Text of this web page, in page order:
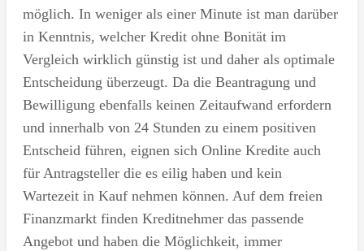
möglich. In weniger als einer Minute ist man darüber
in Kenntnis, welcher Kredit ohne Bonität im
Vergleich wirklich günstig ist und daher als optimale
Entscheidung überzeugt. Da die Beantragung und
Bewilligung ebenfalls keinen Zeitaufwand erfordern
und innerhalb von 24 Stunden zu einem positiven
Entscheid führen, eignen sich Online Kredite auch
für Antragsteller die es eilig haben und kein
Wartezeit in Kauf nehmen können. Auf dem freien
Finanzmarkt finden Kreditnehmer das passende
Angebot und haben die Möglichkeit, immer